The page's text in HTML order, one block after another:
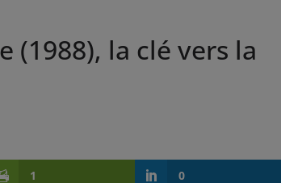
(1988), la clé vers la
1 0